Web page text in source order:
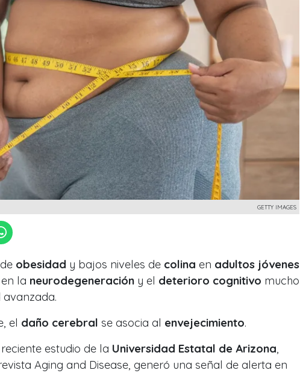
GETTY IMAGES
obesidad y bajos niveles de colina en adultos jóvenes
la neurodegeneración y el deterioro cognitivo mucho
el daño cerebral se asocia al envejecimiento.
estudio de la Universidad Estatal de Arizona
Aging and Disease , generó una señal de alerta en